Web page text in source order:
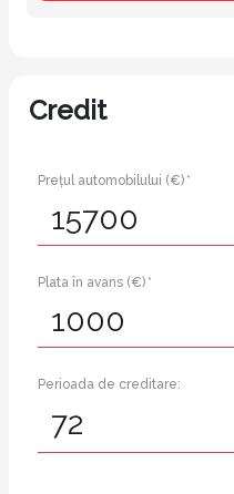
Credit
Prețul automobilului (€) *
Plata în avans (€) *
Perioada de creditare: